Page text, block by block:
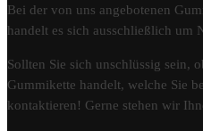
Bei der von uns angebotenen
handelt es sich ausschließlich um
Sollten Sie sich unschlüssig sein,
Gummikette handelt, welche Sie
kontaktieren! Gerne stehen wir